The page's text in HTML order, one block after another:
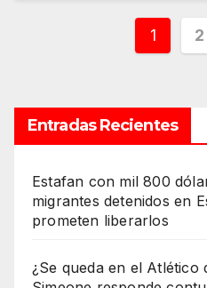
1 2
Entradas Recientes
Estafan con mil 800
migrantes detenidos en
prometen liberarlos
¿Se queda en el Atlético